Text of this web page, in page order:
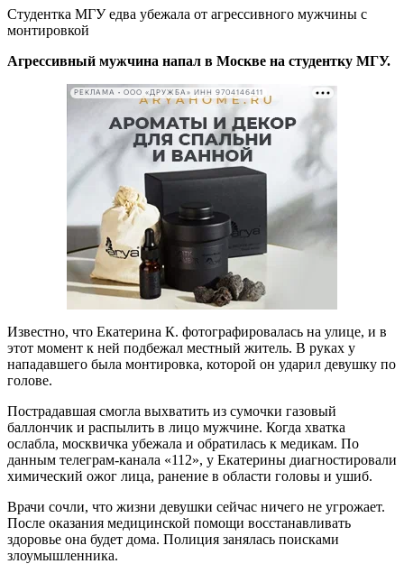
Студентка МГУ едва убежала от агрессивного мужчины с
монтировкой
Агрессивный мужчина напал в Москве на студентку МГУ.
РЕКЛАМА • ООО «ДРУЖБА» ИНН 9704146411
Известно, что Екатерина К. фотографировалась на улице, и в
этот момент к ней подбежал местный житель. В руках у
нападавшего была монтировка, которой он ударил девушку по
голове.
Пострадавшая смогла выхватить из сумочки газовый
баллончик и распылить в лицо мужчине. Когда хватка
ослабла, москвичка убежала и обратилась к медикам. По
данным телеграм-канала «112», у Екатерины диагностировали
химический ожог лица, ранение в области головы и ушиб.
Врачи сочли, что жизни девушки сейчас ничего не угрожает.
После оказания медицинской помощи восстанавливать
здоровье она будет дома. Полиция занялась поисками
злоумышленника.